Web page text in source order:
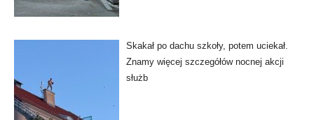
Skakał po dachu szkoły, potem uciekał.
Znamy więcej szczegółów nocnej akcji
służb